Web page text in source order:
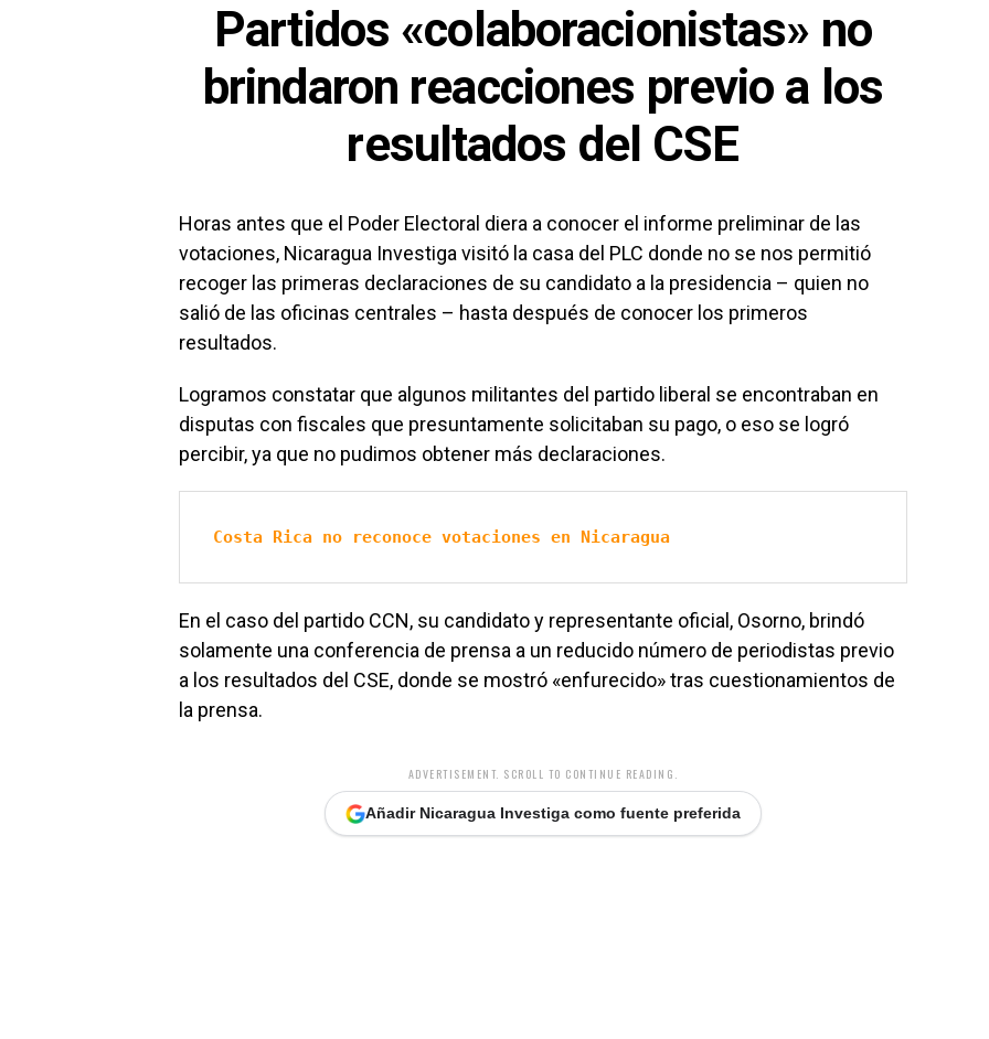
Partidos «colaboracionistas» no
brindaron reacciones previo a los
resultados del CSE
Horas antes que el Poder Electoral diera a conocer el informe preliminar de las
votaciones, Nicaragua Investiga visitó la casa del PLC donde no se nos permitió
recoger las primeras declaraciones de su candidato a la presidencia – quien no
salió de las oficinas centrales – hasta después de conocer los primeros
resultados.
Logramos constatar que algunos militantes del partido liberal se encontraban en
disputas con fiscales que presuntamente solicitaban su pago, o eso se logró
percibir, ya que no pudimos obtener más declaraciones.
Costa Rica no reconoce votaciones en Nicaragua
En el caso del partido CCN, su candidato y representante oficial, Osorno, brindó
solamente una conferencia de prensa a un reducido número de periodistas previo
a los resultados del CSE, donde se mostró «enfurecido» tras cuestionamientos de
la prensa.
ADVERTISEMENT. SCROLL TO CONTINUE READING.
Añadir Nicaragua Investiga como fuente preferida